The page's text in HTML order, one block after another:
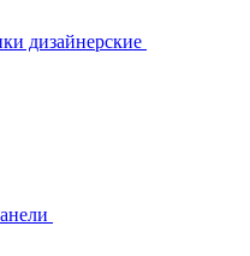
дизайнерские